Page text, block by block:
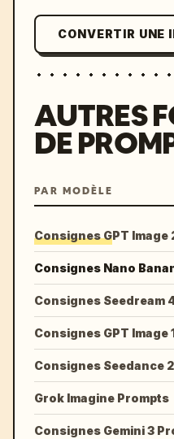
CONVERTIR UNE
AUTRES
DE
PAR MODÈLE
Consignes GPT Image
Consignes Nano
Consignes Seedream
Consignes GPT Image
Consignes Seedance
Grok Imagine Prompts
Consignes Gemini 3